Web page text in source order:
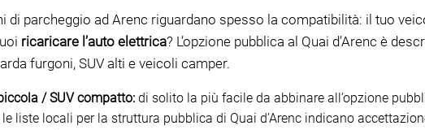
di parcheggio ad Arenc riguardano spesso la compatibilità: il tuo
ricaricare l’auto elettrica? L’opzione pubblica al Quai d’Arenc è
furgoni, SUV alti e veicoli camper.
/ SUV compatto: di solito la più facile da abbinare all’opzione
le liste locali per la struttura pubblica di Quai d’Arenc indicano